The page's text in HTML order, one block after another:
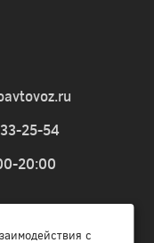
с
25-54
20:00